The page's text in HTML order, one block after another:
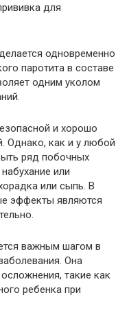
для
одновременно
паротита в составе
одним уколом
и хорошо
Однако, как и у любой
ряд побочных
или
или сыпь. В
эффекты являются
важным шагом в
Она
такие как
ребенка при